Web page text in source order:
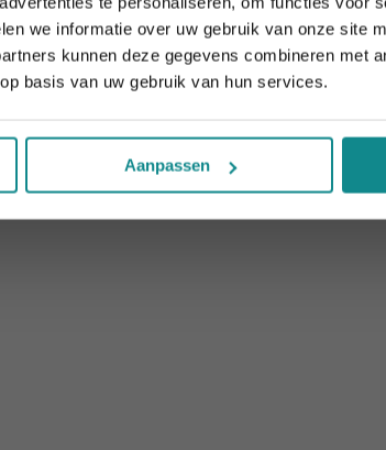
we informatie over uw gebruik van onze site
kunnen deze gegevens combineren met
basis van uw gebruik van hun services.
Aanpassen
Meer
Sluiten